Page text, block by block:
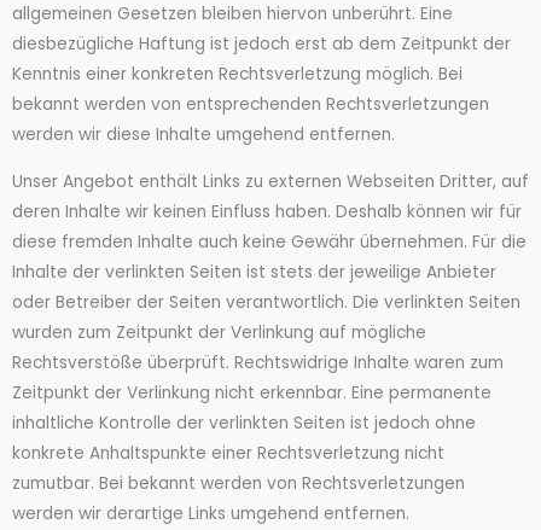
allgemeinen Gesetzen bleiben hiervon unberührt. Eine
diesbezügliche Haftung ist jedoch erst ab dem Zeitpunkt der
Kenntnis einer konkreten Rechtsverletzung möglich. Bei
bekannt werden von entsprechenden Rechtsverletzungen
werden wir diese Inhalte umgehend entfernen.
Unser Angebot enthält Links zu externen Webseiten Dritter, auf
deren Inhalte wir keinen Einfluss haben. Deshalb können wir für
diese fremden Inhalte auch keine Gewähr übernehmen. Für die
Inhalte der verlinkten Seiten ist stets der jeweilige Anbieter
oder Betreiber der Seiten verantwortlich. Die verlinkten Seiten
wurden zum Zeitpunkt der Verlinkung auf mögliche
Rechtsverstöße überprüft. Rechtswidrige Inhalte waren zum
Zeitpunkt der Verlinkung nicht erkennbar. Eine permanente
inhaltliche Kontrolle der verlinkten Seiten ist jedoch ohne
konkrete Anhaltspunkte einer Rechtsverletzung nicht
zumutbar. Bei bekannt werden von Rechtsverletzungen
werden wir derartige Links umgehend entfernen.